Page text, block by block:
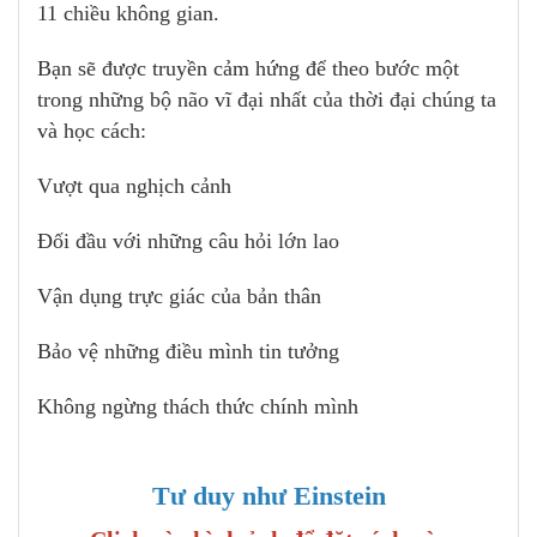
11 chiều không gian.
Bạn sẽ được truyền cảm hứng để theo bước một
trong những bộ não vĩ đại nhất của thời đại chúng ta
và học cách:
Vượt qua nghịch cảnh
Đối đầu với những câu hỏi lớn lao
Vận dụng trực giác của bản thân
Bảo vệ những điều mình tin tưởng
Không ngừng thách thức chính mình
Tư duy như Einstein